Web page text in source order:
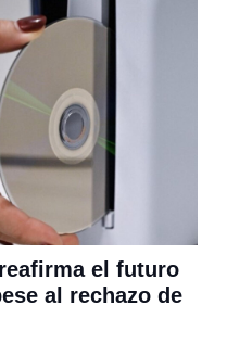
el futuro
al rechazo de